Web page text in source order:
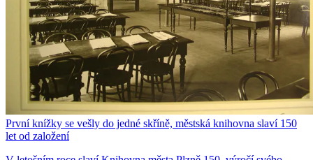
První knížky se vešly do jedné skříně, městská knihovna slaví 150
let od založení